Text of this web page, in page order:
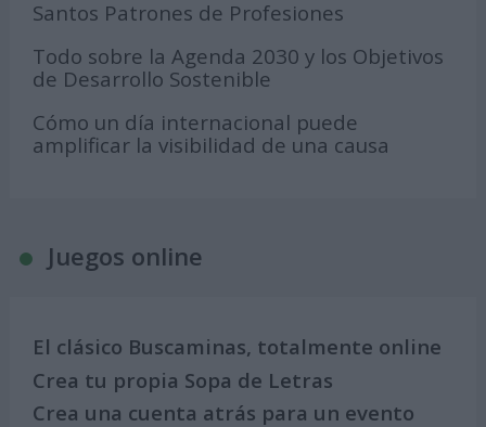
Santos Patrones de Profesiones
Todo sobre la Agenda 2030 y los Objetivos
de Desarrollo Sostenible
Cómo un día internacional puede
amplificar la visibilidad de una causa
Juegos online
El clásico Buscaminas, totalmente online
Crea tu propia Sopa de Letras
Crea una cuenta atrás para un evento